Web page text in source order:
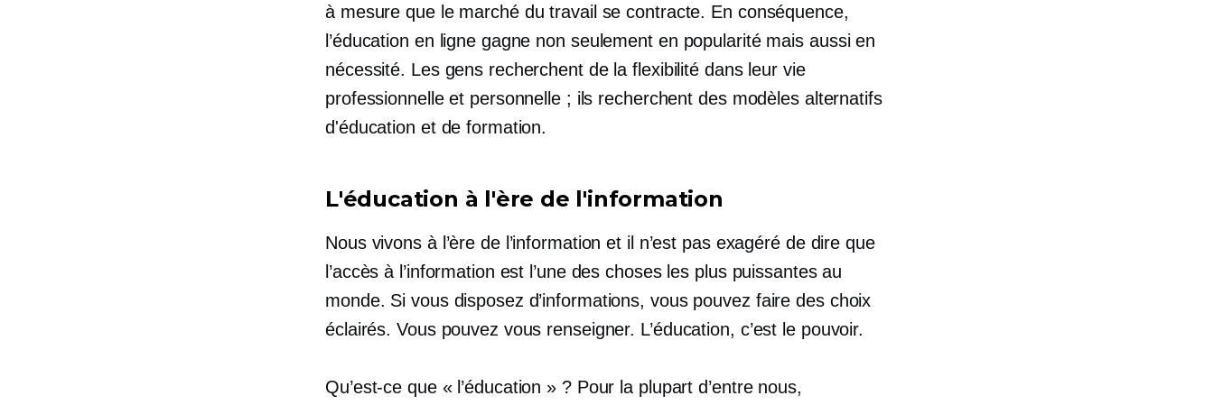
à mesure que le marché du travail se contracte. En conséquence,
l’éducation en ligne gagne non seulement en popularité mais aussi en
nécessité. Les gens recherchent de la flexibilité dans leur vie
professionnelle et personnelle ; ils recherchent des modèles alternatifs
d'éducation et de formation.
L'éducation à l'ère de l'information
Nous vivons à l’ère de l’information et il n’est pas exagéré de dire que
l’accès à l’information est l’une des choses les plus puissantes au
monde. Si vous disposez d’informations, vous pouvez faire des choix
éclairés. Vous pouvez vous renseigner. L’éducation, c’est le pouvoir.
Qu’est-ce que « l’éducation » ? Pour la plupart d’entre nous,